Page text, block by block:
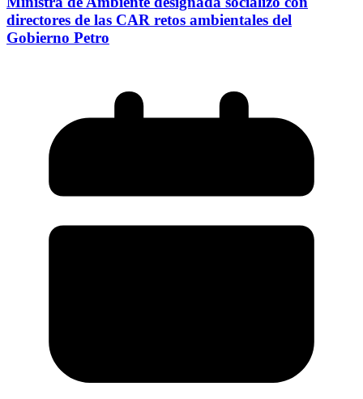
directores de las CAR retos ambientales del
Gobierno Petro